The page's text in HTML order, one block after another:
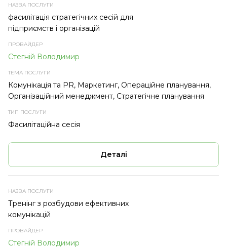
фасилітація стратегічних сесій для
підприємств і організацій
Стегній Володимир
Комунікація та PR, Маркетинг, Операційне планування,
Організаційний менеджмент, Стратегічне планування
Фасилітаційна сесія
Деталі
Тренінг з розбудови ефективних
комунікацій
Стегній Володимир